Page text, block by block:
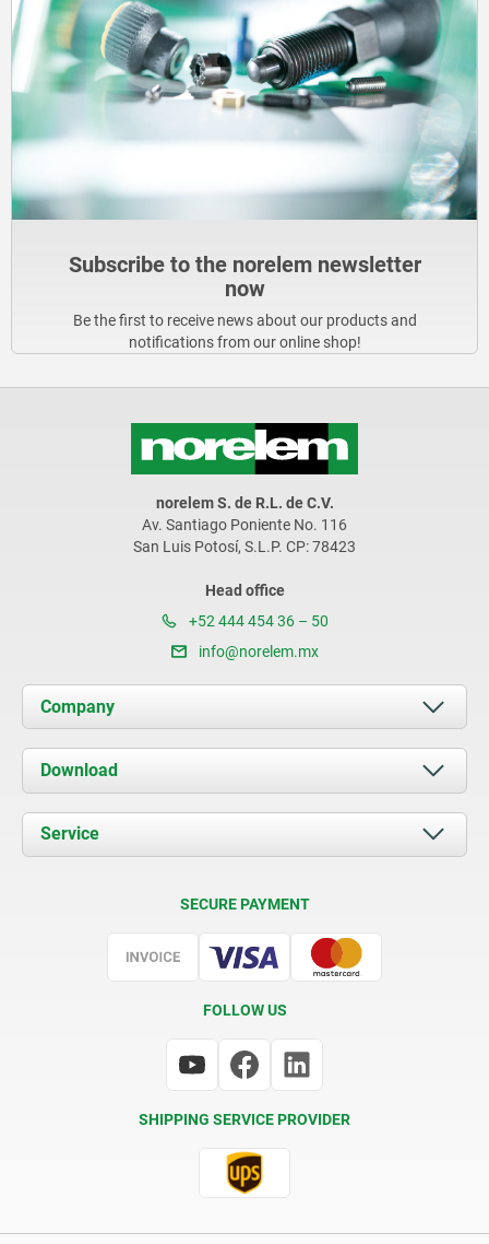
Subscribe to the norelem newsletter
now
Be the first to receive news about our products and
notifications from our online shop!
norelem S. de R.L. de C.V.
Av. Santiago Poniente No. 116
San Luis Potosí, S.L.P. CP: 78423
Head office
+52 444 454 36 – 50
info@norelem.mx
Company
About us
News
Contact
Download
Documents
Service
SECURE PAYMENT
FOLLOW US
SHIPPING SERVICE PROVIDER